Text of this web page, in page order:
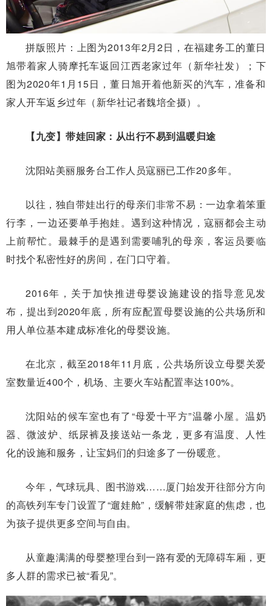
拼版照片：上图为2013年2月2日，在福建务工的董日
旭带着家人骑摩托车返回江西老家过年（新华社发）；下
图为2020年1月15日，董日旭开着他新买的汽车，准备和
家人开车返乡过年（新华社记者魏培全摄）。
【九变】带娃回家：从出行不易到温暖归途
沈阳站美丽服务台工作人员寇丽已工作20多年。
以往，独自带娃出行的母亲们非常不易：一边拿着笨重
行李，一边还要单手抱娃。遇到这种情况，寇丽都会主动
上前帮忙。最棘手的是遇到需要哺乳的母亲，客运员要临
时找个私密性好的房间，在门口守着。
2016年，关于加快推进母婴设施建设的指导意见发
布，提出到2020年底，所有应配置母婴设施的公共场所和
用人单位基本建成标准化的母婴设施。
在北京，截至2018年11月底，公共场所设立母婴关爱
室数量近400个，机场、主要火车站配置率达100%。
沈阳站的候车室也有了“母爱十平方”温馨小屋。温奶
器、微波炉、纸尿裤及接送站一条龙，更多有温度、人性
化的设施和服务，让宝妈们的归途多了一份暖意。
今年，气球玩具、图书游戏……厦门始发开往部分方向
的高铁列车专门设置了“遛娃舱”，缓解带娃家庭的焦虑，也
为孩子提供更多空间与自由。
从童趣满满的母婴整理台到一路有爱的无障碍车厢，更
多人群的需求已被“看见”。